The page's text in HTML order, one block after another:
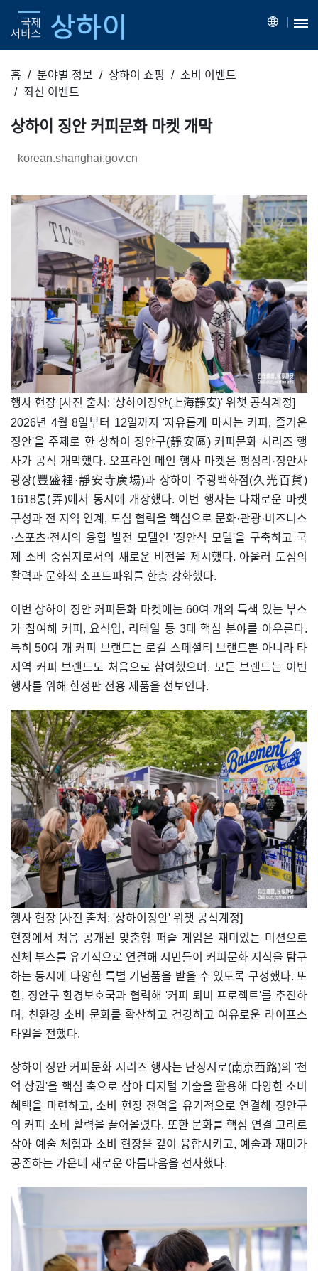
홈 분야별 정보 상하이 쇼핑
소비 이벤트
최신 이벤트
상하이 징안 커피문화 마켓 개막
korean.shanghai.gov.cn
​행사 현장 [사진 출처: '상하이징안(上海靜安)' 위챗 공식계정]
2026년 4월 8일부터 12일까지 '자유롭게 마시는 커피, 즐거운
징안'을 주제로 한 상하이 징안구(靜安區) 커피문화 시리즈 행
사가 공식 개막했다. 오프라인 메인 행사 마켓은 펑성리·징안사
광장(豐盛裡·靜安寺廣場)과 상하이 주광백화점(久光百貨)
1618롱(弄)에서 동시에 개장했다. 이번 행사는 다채로운 마켓
구성과 전 지역 연계, 도심 협력을 핵심으로 문화·관광·비즈니스
·스포츠·전시의 융합 발전 모델인 '징안식 모델'을 구축하고 국
제 소비 중심지로서의 새로운 비전을 제시했다. 아울러 도심의
활력과 문화적 소프트파워를 한층 강화했다.
이번 상하이 징안 커피문화 마켓에는 60여 개의 특색 있는 부스
가 참여해 커피, 요식업, 리테일 등 3대 핵심 분야를 아우른다.
특히 50여 개 커피 브랜드는 로컬 스페셜티 브랜드뿐 아니라 타
지역 커피 브랜드도 처음으로 참여했으며, 모든 브랜드는 이번
행사를 위해 한정판 전용 제품을 선보인다.
​행사 현장 [사진 출처: '상하이징안' 위챗 공식계정]
현장에서 처음 공개된 맞춤형 퍼즐 게임은 재미있는 미션으로
전체 부스를 유기적으로 연결해 시민들이 커피문화 지식을 탐구
하는 동시에 다양한 특별 기념품을 받을 수 있도록 구성했다. 또
한, 징안구 환경보호국과 협력해 '커피 퇴비 프로젝트'를 추진하
며, 친환경 소비 문화를 확산하고 건강하고 여유로운 라이프스
타일을 전했다.
상하이 징안 커피문화 시리즈 행사는 난징시로(南京西路)의 '천
억 상권'을 핵심 축으로 삼아 디지털 기술을 활용해 다양한 소비
혜택을 마련하고, 소비 현장 전역을 유기적으로 연결해 징안구
의 커피 소비 활력을 끌어올렸다. 또한 문화를 핵심 연결 고리로
삼아 예술 체험과 소비 현장을 깊이 융합시키고, 예술과 재미가
공존하는 가운데 새로운 아름다움을 선사했다.